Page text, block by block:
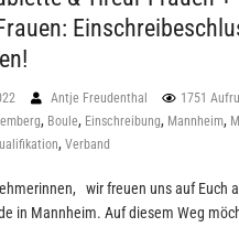
Antje Freudenthal 1751
, Boule, Einschreibung, Mannheim,
, Verband
wir freuen uns auf Euch
in Mannheim. Auf diesem Weg